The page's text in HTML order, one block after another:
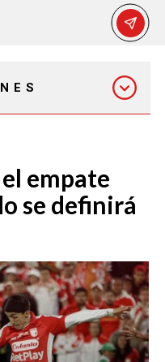
PM
PM
empate
se definirá